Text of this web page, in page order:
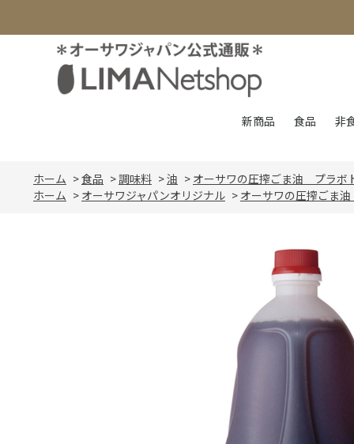
新商品 食品 非
ホーム >食品 >調味料 >油 > オーサワの圧搾ごま油 プラボ
ホーム > オーサワジャパンオリジナル > オーサワの圧搾ごま